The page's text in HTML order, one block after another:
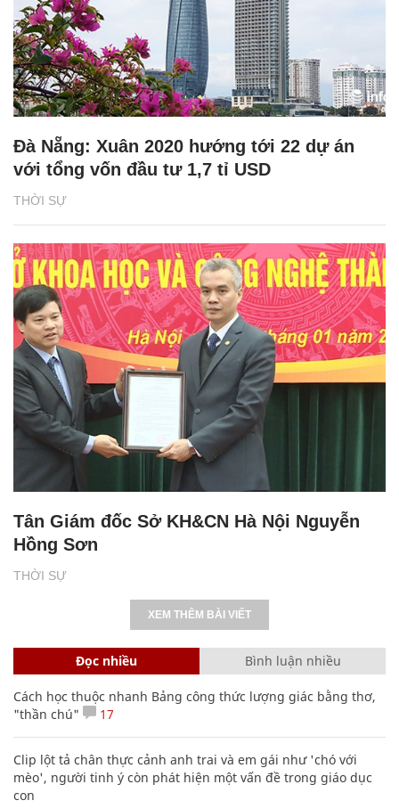
THỜI SỰ
Đà Nẵng: Xuân 2020 hướng tới 22 dự án
với tổng vốn đầu tư 1,7 tỉ USD
THỜI SỰ
Tân Giám đốc Sở KH&CN Hà Nội Nguyễn
Hồng Sơn
XEM THÊM BÀI VIẾT
Đọc nhiều Bình luận nhiều
Cách học thuộc nhanh Bảng công thức lượng giác bằng thơ,
"thần chú"
17
Clip lột tả chân thực cảnh anh trai và em gái như 'chó với
mèo', người tinh ý còn phát hiện một vấn đề trong giáo dục
con